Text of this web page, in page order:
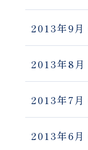
2013年9月
2013年8月
2013年7月
2013年6月